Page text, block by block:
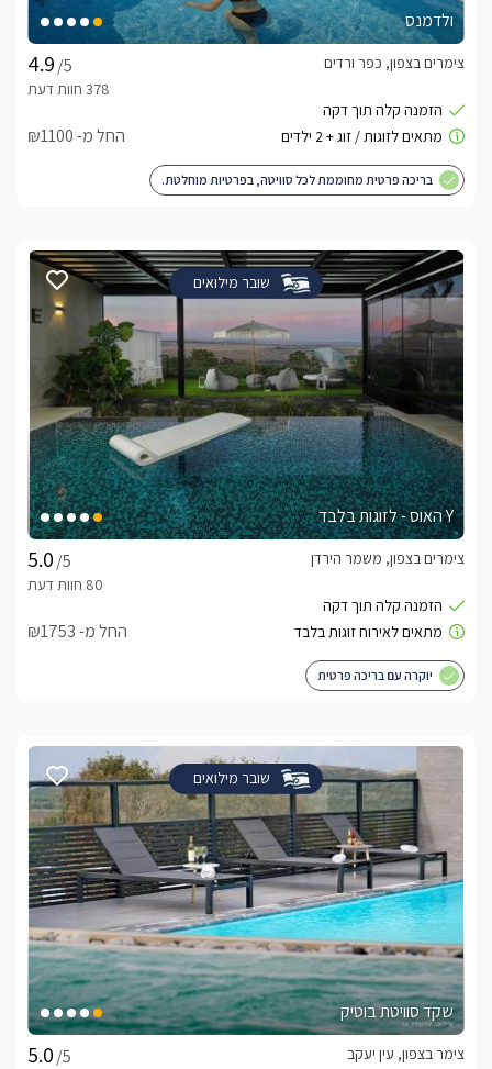
ולדמנס
/5
צימרים בצפון, כפר ורדים
החל מ- ₪1100
בריכה פרטית מחוממת לכל סוויטה, בפרטיות מוחלטת.
שובר מילואים
Y האוס - לזוגות בלבד
/5
צימרים בצפון, משמר הירדן
החל מ- ₪1753
יוקרה עם בריכה פרטית
שובר מילואים
שקד סוויטת בוטיק
/5
צימר בצפון, עין יעקב